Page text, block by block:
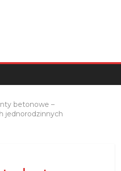
betonowe –
jednorodzinnych